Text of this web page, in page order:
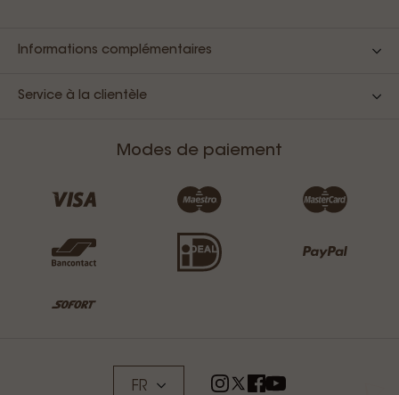
Informations complémentaires
Service à la clientèle
Modes de paiement
FR